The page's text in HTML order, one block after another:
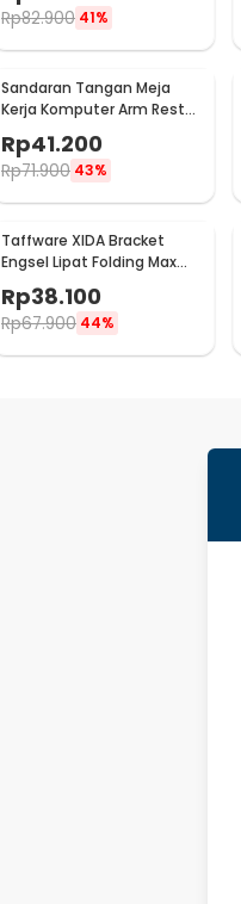
Rp82.900 41%
Sandaran Tangan Meja
Kerja Komputer Arm Rest
Rp41.200
Rp71.900 43%
Taffware XIDA Bracket
Engsel Lipat Folding Max
Load 65kg 14 Inch 2 PCS -
JM007
Rp38.100
Rp67.900 44%